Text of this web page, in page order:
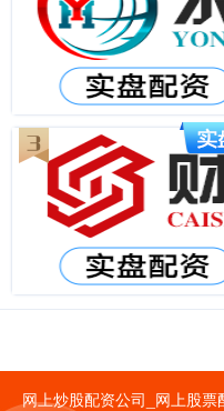
网上炒股配资公司_网上股